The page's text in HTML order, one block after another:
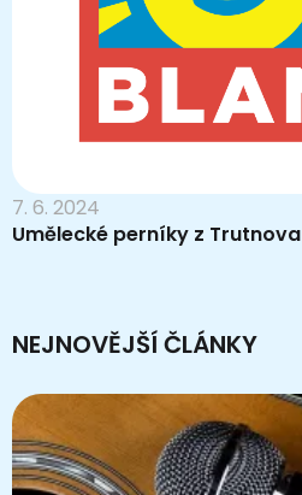
7. 6. 2024
Umělecké perníky z Trutnova
NEJNOVĚJŠÍ ČLÁNKY